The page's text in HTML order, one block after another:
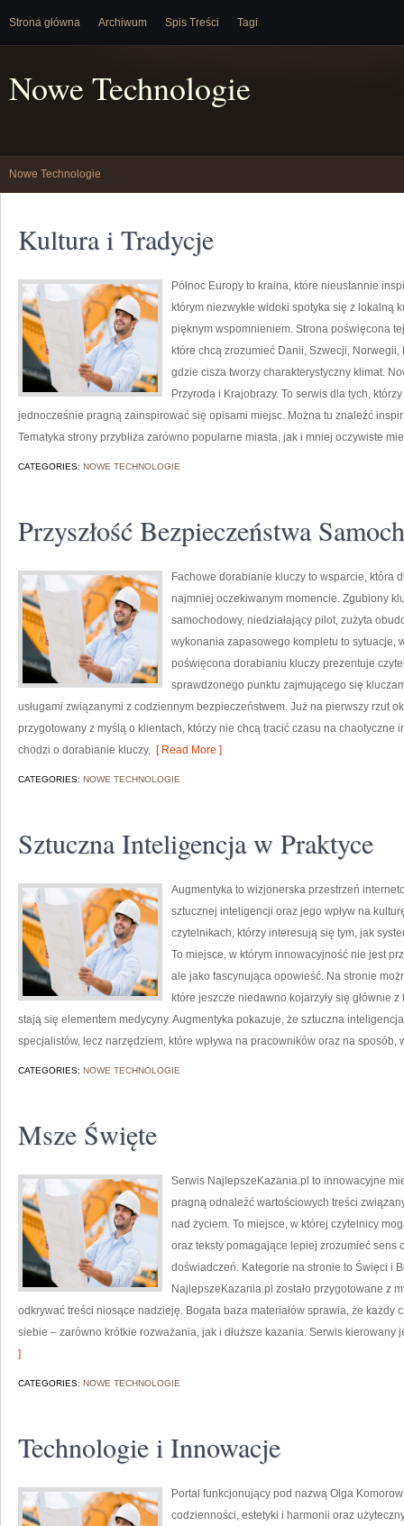
Strona główna Archiwum Spis Treści Tagi
Nowe Technologie
Nowe Technologie
Kultura i Tradycje
Północ Europy to kraina, które nieustannie
którym niezwykłe widoki spotyka się z lokalną
pięknym wspomnieniem. Strona poświęcona
które chcą zrozumieć Danii, Szwecji,
gdzie cisza tworzy charakterystyczny klimat.
Przyroda i Krajobrazy. To serwis dla tych,
jednocześnie pragną zainspirować się opisami miejsc. Można tu znaleźć
Tematyka strony przybliża zarówno popularne miasta, jak i mniej oczywiste
CATEGORIES: NOWE TECHNOLOGIE
Przyszłość Bezpieczeństwa
Fachowe dorabianie kluczy to wsparcie, która
najmniej oczekiwanym momencie. Zgubiony
samochodowy, niedziałający pilot, zużyta
wykonania zapasowego kompletu to sytuacje,
poświęcona dorabianiu kluczy prezentuje
sprawdzonego punktu zajmującego się
usługami związanymi z codziennym bezpieczeństwem. Już na pierwszy rzut
przygotowany z myślą o klientach, którzy nie chcą tracić czasu na chaotyczne
chodzi o dorabianie kluczy, [ Read More ]
CATEGORIES: NOWE TECHNOLOGIE
Sztuczna Inteligencja w Praktyce
Augmentyka to wizjonerska przestrzeń
sztucznej inteligencji oraz jego wpływ na
czytelnikach, którzy interesują się tym, jak
To miejsce, w którym innowacyjność nie jest
ale jako fascynująca opowieść. Na stronie
które jeszcze niedawno kojarzyły się głównie
stają się elementem medycyny. Augmentyka pokazuje, że sztuczna
specjalistów, lecz narzędziem, które wpływa na pracowników oraz na sposób,
CATEGORIES: NOWE TECHNOLOGIE
Msze Święte
Serwis NajlepszeKazania.pl to innowacyjne
pragną odnaleźć wartościowych treści
nad życiem. To miejsce, w której czytelnicy
oraz teksty pomagające lepiej zrozumieć sens
doświadczeń. Kategorie na stronie to Święci i
NajlepszeKazania.pl zostało przygotowane z
odkrywać treści niosące nadzieję. Bogata baza materiałów sprawia, że
siebie – zarówno krótkie rozważania, jak i dłuższe kazania. Serwis kierowany
]
CATEGORIES: NOWE TECHNOLOGIE
Technologie i Innowacje
Portal funkcjonujący pod nazwą Olga
codzienności, estetyki i harmonii oraz